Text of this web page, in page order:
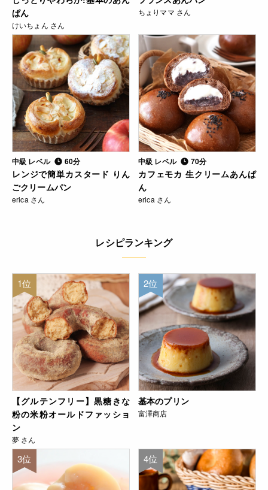
ぱん
けいちょん さん
ちょりママ さん
中級 レベル 60分
レンジで簡単カスタード りん
ごクリームパン
erica さん
中級 レベル 70分
カフェモカ 生クリームあんぱ
ん
erica さん
レシピランキング
1位
【グルテンフリー】黒糖きな
粉の米粉オールドファッショ
ン
夢 さん
2位
基本のプリン
富澤商店
3位 4位